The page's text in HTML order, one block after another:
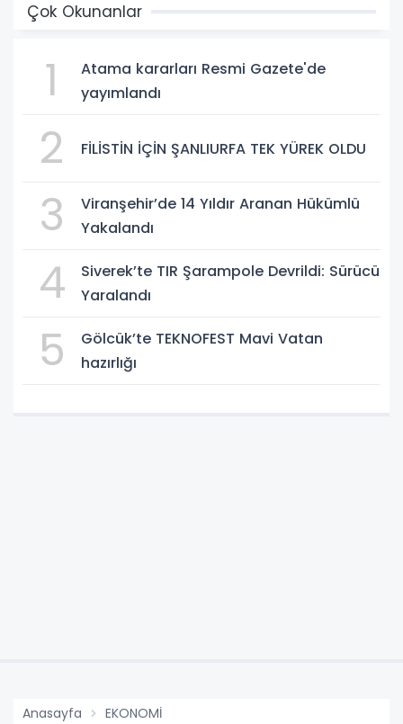
Çok Okunanlar
1
Atama kararları Resmi Gazete'de
yayımlandı
2 FİLİSTİN İÇİN ŞANLIURFA TEK YÜREK OLDU
3
Viranşehir’de 14 Yıldır Aranan Hükümlü
Yakalandı
4
Siverek’te TIR Şarampole Devrildi: Sürücü
Yaralandı
5
Gölcük’te TEKNOFEST Mavi Vatan
hazırlığı
Anasayfa EKONOMİ